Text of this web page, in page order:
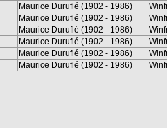
Maurice Duruflé (1902 - 1986)
Maurice Duruflé (1902 - 1986)
Maurice Duruflé (1902 - 1986)
Maurice Duruflé (1902 - 1986)
Maurice Duruflé (1902 - 1986)
Maurice Duruflé (1902 - 1986)